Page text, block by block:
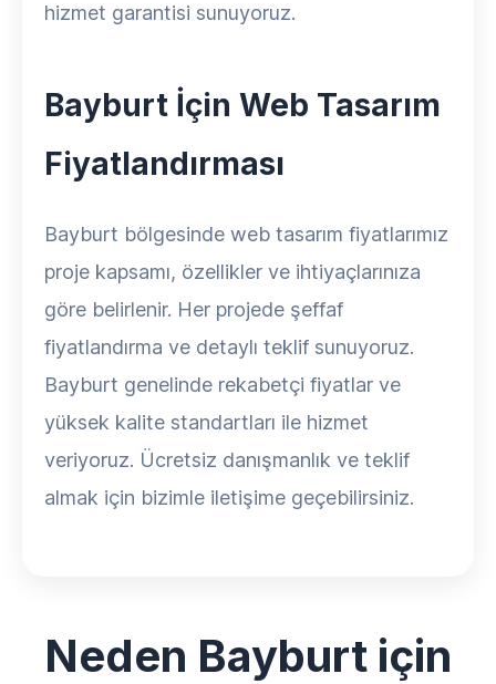
hizmet garantisi sunuyoruz.
Bayburt İçin Web Tasarım
Fiyatlandırması
Bayburt bölgesinde web tasarım fiyatlarımız
proje kapsamı, özellikler ve ihtiyaçlarınıza
göre belirlenir. Her projede şeffaf
fiyatlandırma ve detaylı teklif sunuyoruz.
Bayburt genelinde rekabetçi fiyatlar ve
yüksek kalite standartları ile hizmet
veriyoruz. Ücretsiz danışmanlık ve teklif
almak için bizimle iletişime geçebilirsiniz.
Neden Bayburt için